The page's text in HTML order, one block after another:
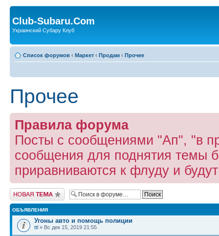
Club-Subaru.Com
Украинский Субару Клуб
Список форумов ‹ Маркет ‹ Продам ‹ Прочее
Прочее
Правила форума
Посты с сообщениями "Ап", "в
сообщения для поднятия темы
приравниваются к флуду и
Новая тема
ОБЪЯВЛЕНИЯ
Угоны авто и помощь полиции
ttl » Вс дек 15, 2019 21:55